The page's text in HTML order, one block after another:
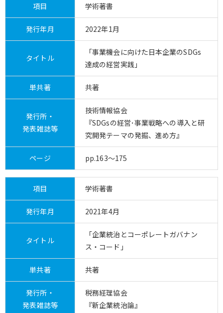
項目 学術著書
発行年月 2022年1月
タイトル
「事業機会に向けた日本企業のSDGs
達成の経営実践」
単共著 共著
発行所・
発表雑誌等
技術情報協会
『SDGsの経営･事業戦略への導入と研
究開発テーマの発掘、進め方』
ページ pp.163～175
項目 学術著書
発行年月 2021年4月
タイトル
「企業統治とコーポレートガバナン
ス・コード」
単共著 共著
発行所・
発表雑誌等
税務経理協会
『新企業統治論』